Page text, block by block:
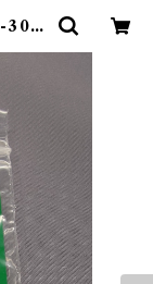
-30φ